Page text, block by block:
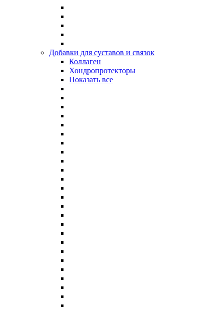
Добавки для суставов и связок
Коллаген
Хондропротекторы
Показать все